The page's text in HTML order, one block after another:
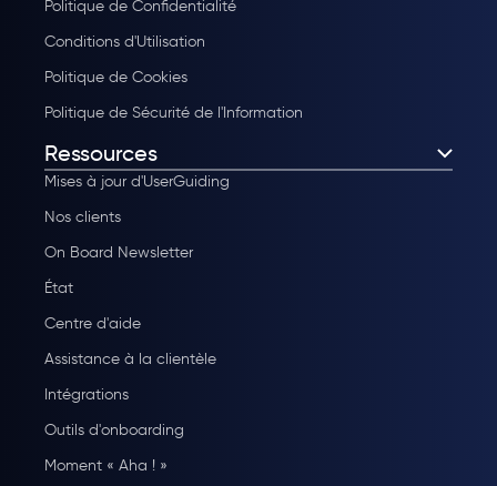
Politique de Confidentialité
Conditions d'Utilisation
Politique de Cookies
Politique de Sécurité de l'Information
Ressources
Mises à jour d'UserGuiding
Nos clients
On Board Newsletter
État
Centre d'aide
Assistance à la clientèle
Intégrations
Outils d'onboarding
Moment « Aha ! »